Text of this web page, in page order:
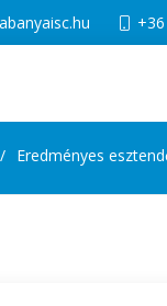
Eredményes